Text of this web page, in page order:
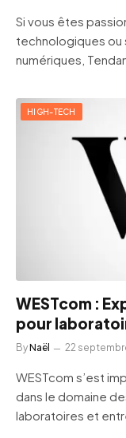
Si vous êtes
technologiques ou
numériques,
HIGH-TECH
WESTcom :
pour
ByNaël 22
WESTcom s’est
dans le domaine
laboratoires et